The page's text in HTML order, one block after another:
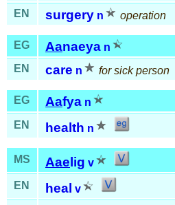
EN
surgery n operation
EG Aanaeya n
EN care n for sick person
EG Aafya n
EN health n
MS Aae lig v
EN heal v